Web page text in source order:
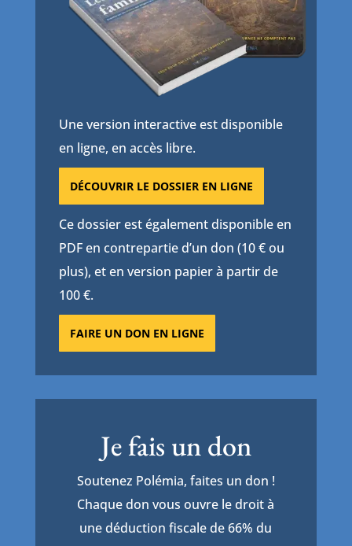
Une version interactive est disponible
en ligne, en accès libre.
DÉCOUVRIR LE DOSSIER EN LIGNE
Ce dossier est également disponible en
PDF en contrepartie d’un don (10 € ou
plus), et en version papier à partir de
100 €.
FAIRE UN DON EN LIGNE
Je fais un don
Soutenez Polémia, faites un don !
Chaque don vous ouvre le droit à
une déduction fiscale de 66% du